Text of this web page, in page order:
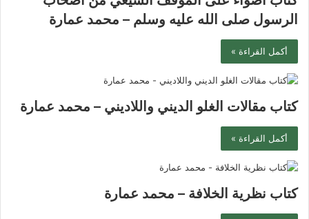
الرسول صلى الله عليه وسلم – محمد عمارة
أكمل القراءة »
كتاب مقالات الغلو الديني واللاديني – محمد عمارة
أكمل القراءة »
كتاب نظرية الخلافة – محمد عمارة